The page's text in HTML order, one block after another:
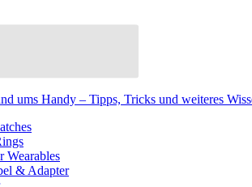
ums Handy – Tipps, Tricks und weiteres
Wearables
& Adapter